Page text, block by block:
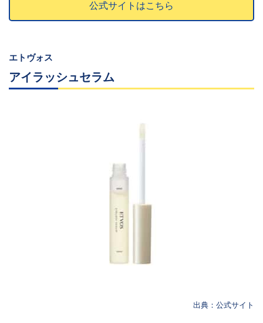
公式サイトはこちら
エトヴォス
アイラッシュセラム
出典：公式サイト